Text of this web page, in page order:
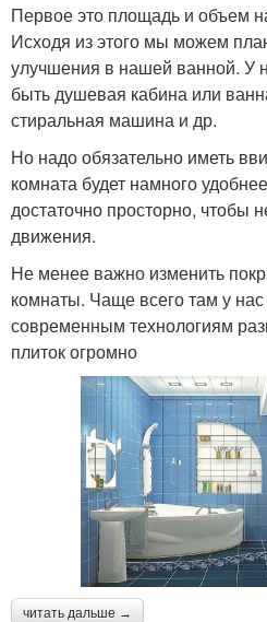
Первое это площадь и объем
Исходя из этого мы можем
улучшения в нашей ванной. У
быть душевая кабина или
стиральная машина и др.
Но надо обязательно иметь
комната будет намного
достаточно просторно, чтобы
движения.
Не менее важно изменить
комнаты. Чаще всего там у нас
современным технологиям
плиток огромно
читать дальше →